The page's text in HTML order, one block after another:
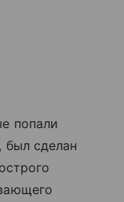
попали
был сделан